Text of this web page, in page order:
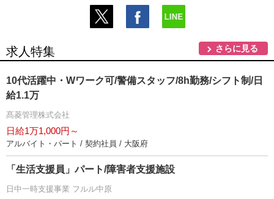
求人特集 さらに見る
10代活躍中・Wワーク可/警備スタッフ/8h勤務/シフト制/日
給1.1万
髙菱管理株式会社
日給1万1,000円～
アルバイト・パート / 契約社員 / 大阪府
「生活支援員」パート/障害者支援施設
日中一時支援事業 フルル中原